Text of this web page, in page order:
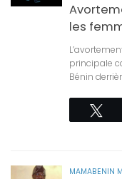
les
principale
Bénin
MAMABENIN